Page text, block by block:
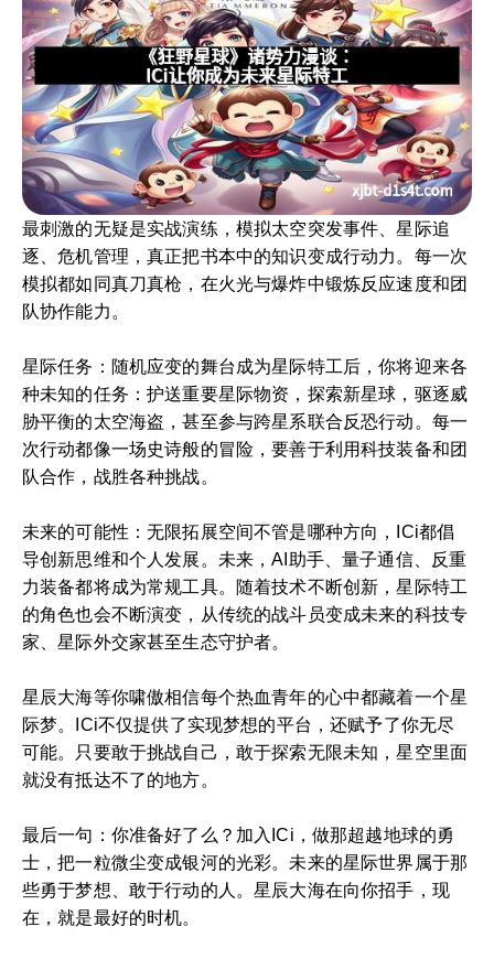
最刺激的无疑是实战演练，模拟太空突发事件、星际追
逐、危机管理，真正把书本中的知识变成行动力。每一次
模拟都如同真刀真枪，在火光与爆炸中锻炼反应速度和团
队协作能力。
星际任务：随机应变的舞台成为星际特工后，你将迎来各
种未知的任务：护送重要星际物资，探索新星球，驱逐威
胁平衡的太空海盗，甚至参与跨星系联合反恐行动。每一
次行动都像一场史诗般的冒险，要善于利用科技装备和团
队合作，战胜各种挑战。
未来的可能性：无限拓展空间不管是哪种方向，ICi都倡
导创新思维和个人发展。未来，AI助手、量子通信、反重
力装备都将成为常规工具。随着技术不断创新，星际特工
的角色也会不断演变，从传统的战斗员变成未来的科技专
家、星际外交家甚至生态守护者。
星辰大海等你啸傲相信每个热血青年的心中都藏着一个星
际梦。ICi不仅提供了实现梦想的平台，还赋予了你无尽
可能。只要敢于挑战自己，敢于探索无限未知，星空里面
就没有抵达不了的地方。
最后一句：你准备好了么？加入ICi，做那超越地球的勇
士，把一粒微尘变成银河的光彩。未来的星际世界属于那
些勇于梦想、敢于行动的人。星辰大海在向你招手，现
在，就是最好的时机。